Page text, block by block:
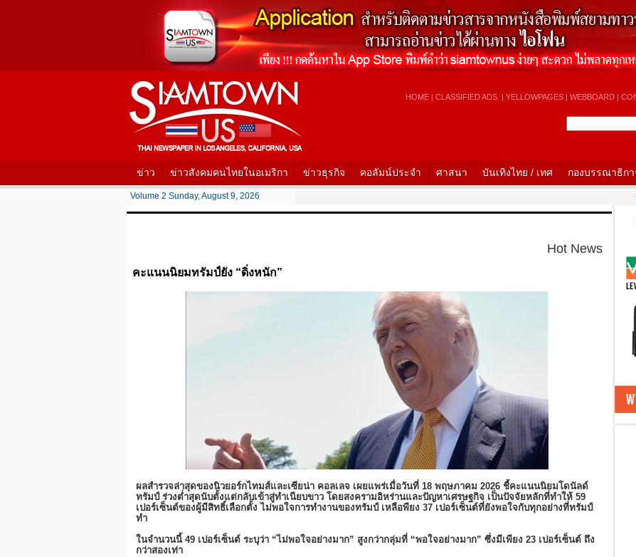
HOME| CLASSIFIED ADS. | YELLOWPAGES| WEBBOARD|
ข่าว ข่าวสังคมคนไทยในอเมริกา ข่าวธุรกิจ คอลัมน์ประจำ ศาสนา บันเทิงไทย / เทศ กองบรรณาธิกา
Volume 2 Sunday, August 9, 2026
Hot News
คะแนนนิยมทรัมป์ยัง “ดิ่งหนัก”
ผลสำรวจล่าสุดของนิวยอร์กไทมส์และเซียน่า คอลเลจ เผยแพร่เมื่อวันที่ 18 พฤษภาคม 2026 ชี้คะแนนนิยมโดนัลด์
ทรัมป์ ร่วงต่ำสุดนับตั้งแต่กลับเข้าสู่ทำเนียบขาว โดยสงครามอิหร่านและปัญหาเศรษฐกิจ เป็นปัจจัยหลักที่ทำให้ 59
เปอร์เซ็นต์ของผู้มีสิทธิ์เลือกตั้ง ไม่พอใจการทำงานของทรัมป์ เหลือพียง 37 เปอร์เซ็นต์ที่ยังพอใจกับทุกอย่างที่ทรัมป์
ทำ
ในจำนวนนี้ 49 เปอร์เซ็นต์ ระบุว่า “ไม่พอใจอย่างมาก” สูงกว่ากลุ่มที่ “พอใจอย่างมาก” ซึ่งมีเพียง 23 เปอร์เซ็นต์ ถึง
กว่าสองเท่า